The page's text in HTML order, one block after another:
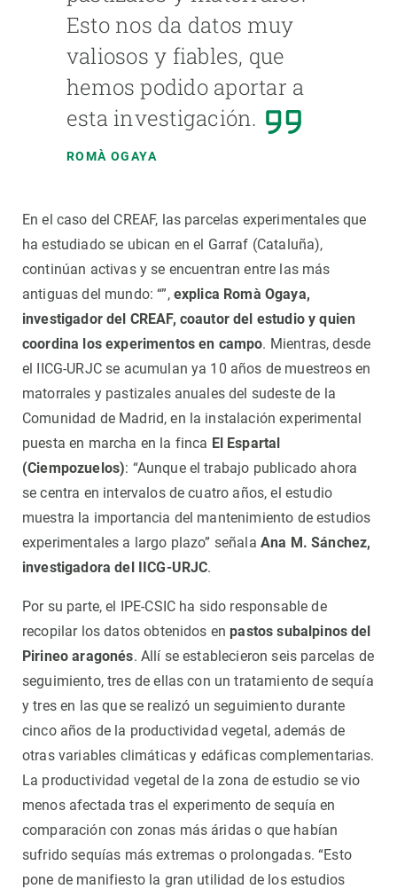
Esto nos da datos muy
valiosos y fiables, que
hemos podido aportar a
esta investigación.
ROMÀ OGAYA
En el caso del CREAF, las parcelas experimentales que
ha estudiado se ubican en el Garraf (Cataluña),
continúan activas y se encuentran entre las más
antiguas del mundo: “”, explica Romà Ogaya,
investigador del CREAF, coautor del estudio y quien
coordina los experimentos en campo. Mientras, desde
el IICG-URJC se acumulan ya 10 años de muestreos en
matorrales y pastizales anuales del sudeste de la
Comunidad de Madrid, en la instalación experimental
puesta en marcha en la finca El Espartal
(Ciempozuelos): “Aunque el trabajo publicado ahora
se centra en intervalos de cuatro años, el estudio
muestra la importancia del mantenimiento de estudios
experimentales a largo plazo” señala Ana M. Sánchez,
investigadora del IICG-URJC.
Por su parte, el IPE-CSIC ha sido responsable de
recopilar los datos obtenidos enpastos subalpinos del
Pirineo aragonés. Allí se establecieron seis parcelas de
seguimiento, tres de ellas con un tratamiento de sequía
y tres en las que se realizó un seguimiento durante
cinco años de la productividad vegetal, además de
otras variables climáticas y edáficas complementarias.
La productividad vegetal de la zona de estudio se vio
menos afectada tras el experimento de sequía en
comparación con zonas más áridas o que habían
sufrido sequías más extremas o prolongadas. “Esto
pone de manifiesto la gran utilidad de los estudios